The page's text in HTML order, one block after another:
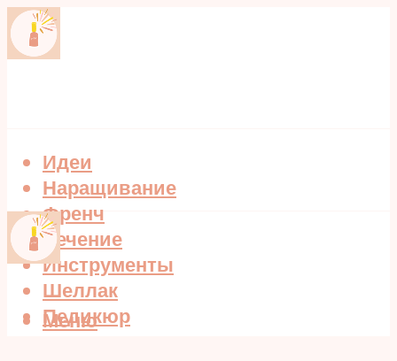
Идеи
Наращивание
Френч
Лечение
Инструменты
Шеллак
Педикюр
Меню